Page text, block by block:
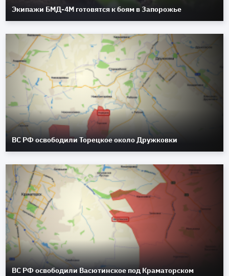
Экипажи БМД-4М готовятся к боям в Запорожье
ВС РФ освободили Торецкое около Дружковки
ВС РФ освободили Васютинское под Краматорском